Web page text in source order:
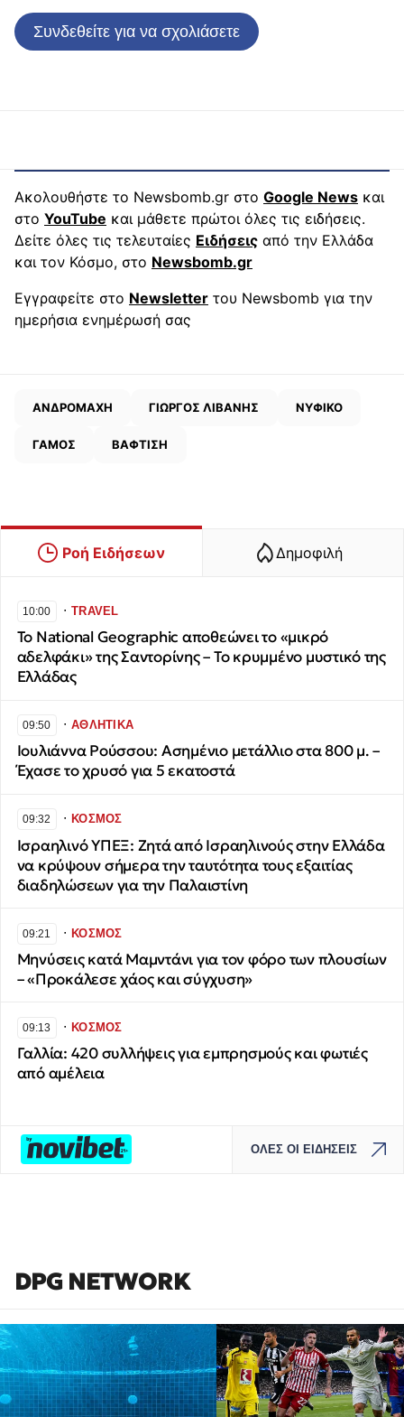
Συνδεθείτε για να σχολιάσετε
Ακολουθήστε το Newsbomb.gr στο Google News και
στο YouTube και μάθετε πρώτοι όλες τις ειδήσεις.
Δείτε όλες τις τελευταίες Ειδήσεις από την Ελλάδα
και τον Κόσμο, στο Newsbomb.gr
Εγγραφείτε στο Newsletter του Newsbomb για την
ημερήσια ενημέρωσή σας
ΑΝΔΡΟΜΑΧΗ ΓΙΩΡΓΟΣ ΛΙΒΑΝΗΣ ΝΥΦΙΚΟ
ΓΑΜΟΣ ΒΑΦΤΙΣΗ
Ροή Ειδήσεων Δημοφιλή
10:00 ∙TRAVEL
Το National Geographic αποθεώνει το «μικρό
αδελφάκι» της Σαντορίνης – Το κρυμμένο μυστικό της
Ελλάδας
09:50 ∙ΑΘΛΗΤΙΚΑ
Ιουλιάννα Ρούσσου: Ασημένιο μετάλλιο στα 800 μ. –
Έχασε το χρυσό για 5 εκατοστά
09:32 ∙ΚΟΣΜΟΣ
Ισραηλινό ΥΠΕΞ: Ζητά από Ισραηλινούς στην Ελλάδα
να κρύψουν σήμερα την ταυτότητα τους εξαιτίας
διαδηλώσεων για την Παλαιστίνη
09:21 ∙ΚΟΣΜΟΣ
Μηνύσεις κατά Μαμντάνι για τον φόρο των πλουσίων
– «Προκάλεσε χάος και σύγχυση»
09:13 ∙ΚΟΣΜΟΣ
Γαλλία: 420 συλλήψεις για εμπρησμούς και φωτιές
από αμέλεια
ΟΛΕΣ ΟΙ ΕΙΔΗΣΕΙΣ
DPG NETWORK